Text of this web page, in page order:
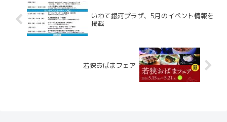
いわて銀河プラザ、5月のイベント情報を
掲載
若狭おばまフェア